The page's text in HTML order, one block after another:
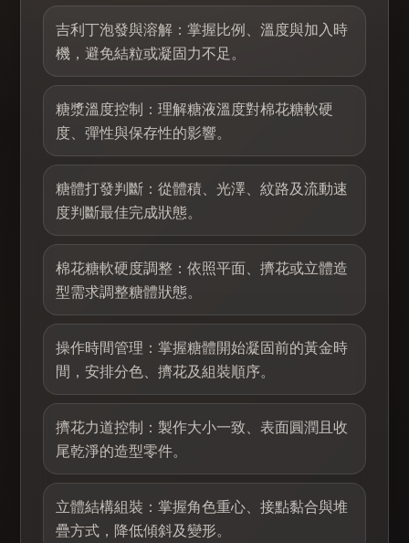
吉利丁泡發與溶解：掌握比例、溫度與加入時
機，避免結粒或凝固力不足。
糖漿溫度控制：理解糖液溫度對棉花糖軟硬
度、彈性與保存性的影響。
糖體打發判斷：從體積、光澤、紋路及流動速
度判斷最佳完成狀態。
棉花糖軟硬度調整：依照平面、擠花或立體造
型需求調整糖體狀態。
操作時間管理：掌握糖體開始凝固前的黃金時
間，安排分色、擠花及組裝順序。
擠花力道控制：製作大小一致、表面圓潤且收
尾乾淨的造型零件。
立體結構組裝：掌握角色重心、接點黏合與堆
疊方式，降低傾斜及變形。